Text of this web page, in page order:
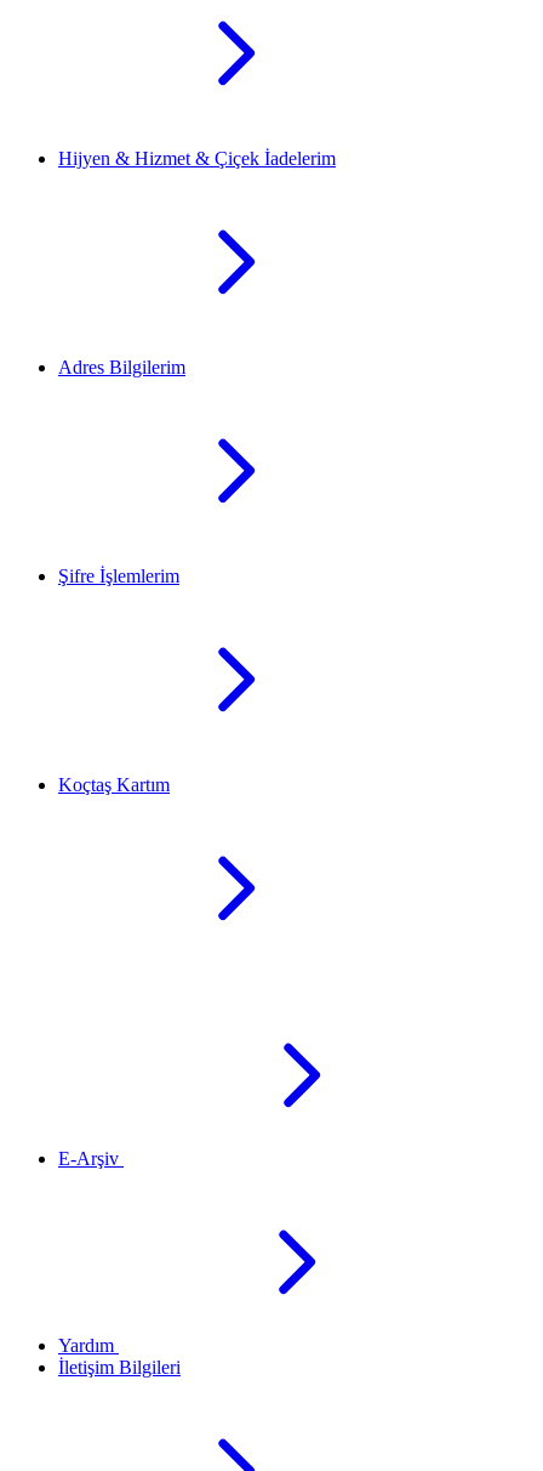
Hijyen & Hizmet & Çiçek İadelerim
Adres Bilgilerim
Şifre İşlemlerim
Koçtaş Kartım
E-Arşiv
Yardım
İletişim Bilgileri